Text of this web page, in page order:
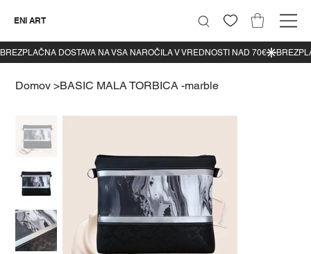
ENI ART
Domov >BASIC MALA TORBICA -marble